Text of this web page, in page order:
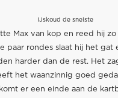
IJskoud de snelste
Max van kop en reed hij
paar rondes slaat hij het gat
harder dan de rest. Het
het waanzinnig goed
er een einde aan de